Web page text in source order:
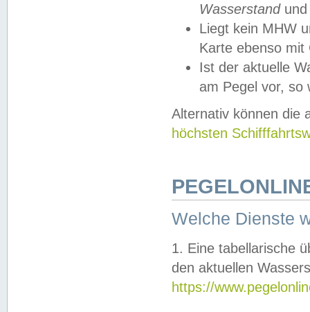
Wasserstandund
Liegt kein MHW
Karte ebenso mit
Ist der aktuelle
am Pegel vor,
Alternativ können die
höchsten
Welche Dienste
1. Eine tabellarische
den aktuellen
https://